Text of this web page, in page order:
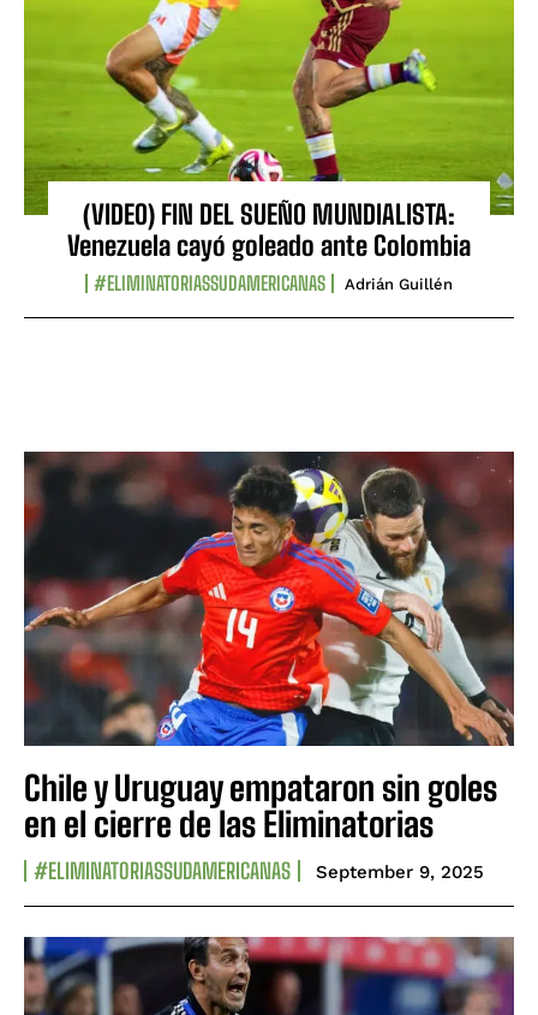
(VIDEO) FIN DEL SUEÑO MUNDIALISTA:
Venezuela cayó goleado ante Colombia
#ELIMINATORIASSUDAMERICANAS Adrián Guillén
Chile y Uruguay empataron sin goles
en el cierre de las Eliminatorias
#ELIMINATORIASSUDAMERICANAS September 9, 2025